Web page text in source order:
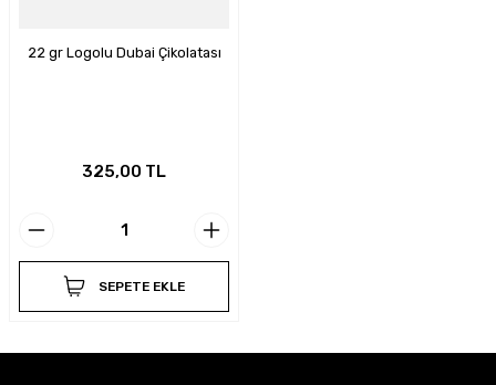
22 gr Logolu Dubai Çikolatası
325,00 TL
SEPETE EKLE